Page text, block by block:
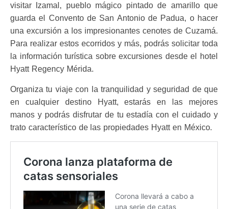
visitar Izamal, pueblo mágico pintado de amarillo que
guarda el Convento de San Antonio de Padua, o hacer
una excursión a los impresionantes cenotes de Cuzamá.
Para realizar estos ecorridos y más, podrás solicitar toda
la información turística sobre excursiones desde el hotel
Hyatt Regency Mérida.
Organiza tu viaje con la tranquilidad y seguridad de que
en cualquier destino Hyatt, estarás en las mejores
manos y podrás disfrutar de tu estadía con el cuidado y
trato característico de las propiedades Hyatt en México.